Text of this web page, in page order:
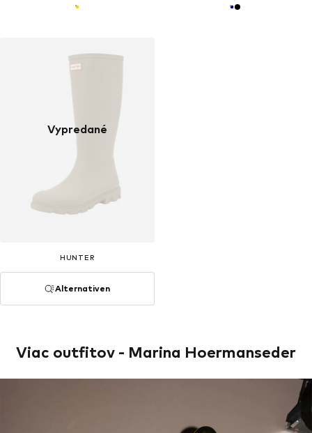
Vypredané
HUNTER
Alternativen
Viac outfitov - Marina Hoermanseder